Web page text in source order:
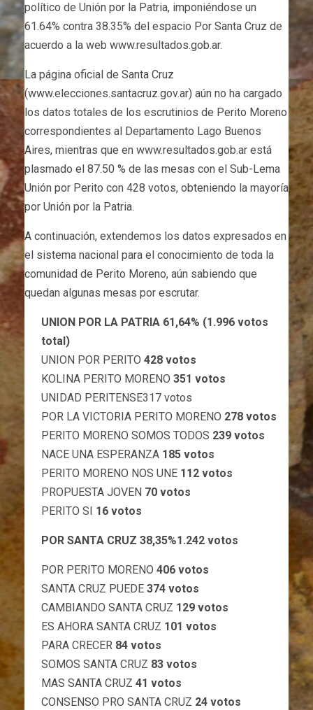
político de Unión por la Patria, imponiéndose un
61.64% contra 38.35% del espacio Por Santa Cruz de
acuerdo a la web www.resultados.gob.ar.
La página oficial de Santa Cruz
(www.elecciones.santacruz.gov.ar) aún no ha cargado
los datos totales de los escrutinios de Perito Moreno
correspondientes al Departamento Lago Buenos
Aires, mientras que en www.resultados.gob.ar está
plasmado el 87.50 % de las mesas con el Sub-Lema
Unión por Perito con 428 votos, obteniendo la mayoría
por Unión por la Patria.
A continuación, extendemos los datos expresados en
el sistema nacional para el conocimiento de toda la
comunidad de Perito Moreno, aún sabiendo que
quedan algunas mesas por escrutar.
UNION POR LA PATRIA 61,64% (1.996 votos
total)
UNION POR PERITO 428 votos
KOLINA PERITO MORENO 351 votos
UNIDAD PERITENSE317 votos
POR LA VICTORIA PERITO MORENO 278 votos
PERITO MORENO SOMOS TODOS 239 votos
NACE UNA ESPERANZA 185 votos
PERITO MORENO NOS UNE 112 votos
PROPUESTA JOVEN 70 votos
PERITO SI 16 votos
POR SANTA CRUZ 38,35%1.242 votos
POR PERITO MORENO 406 votos
SANTA CRUZ PUEDE 374 votos
CAMBIANDO SANTA CRUZ 129 votos
ES AHORA SANTA CRUZ 101 votos
PARA CRECER 84 votos
SOMOS SANTA CRUZ 83 votos
MAS SANTA CRUZ 41 votos
CONSENSO PRO SANTA CRUZ 24 votos